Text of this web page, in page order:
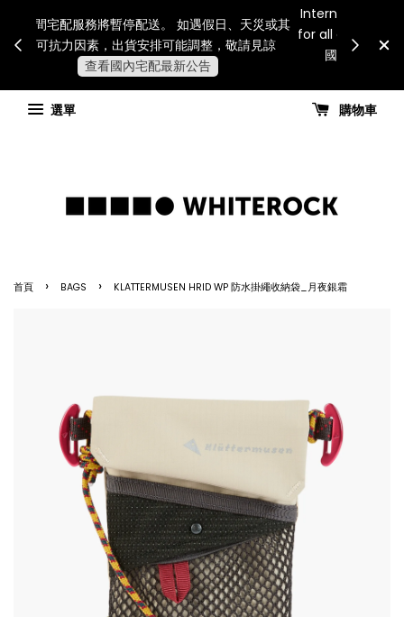
連假期間宅配服務將暫停配送。 如遇假日、天災或其
他不可抗力因素，出貨安排可能調整，敬請見諒
查看國內宅配最新公告
for all
國
選單
購物車
首頁 › BAGS › KLATTERMUSEN HRID WP 防水掛繩收納袋_月夜銀霜